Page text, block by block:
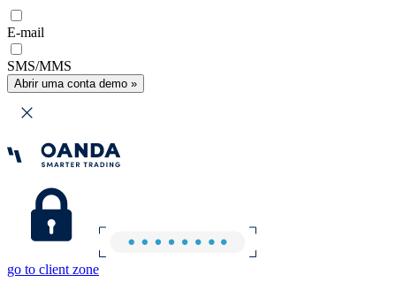
E-mail
SMS/MMS
Abrir uma conta demo »
go to client zone